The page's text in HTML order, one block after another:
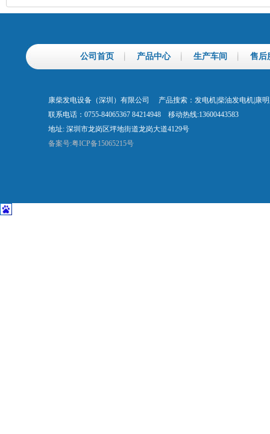
公司首页 产品中心 生产车间 售后
康柴发电设备（深圳）有限公司 产品搜索：发电机|柴油发电机|康
联系电话：0755-84065367 84214948 移动热线:13600443583
地址: 深圳市龙岗区坪地街道龙岗大道4129号
备案号:粤ICP备15065215号